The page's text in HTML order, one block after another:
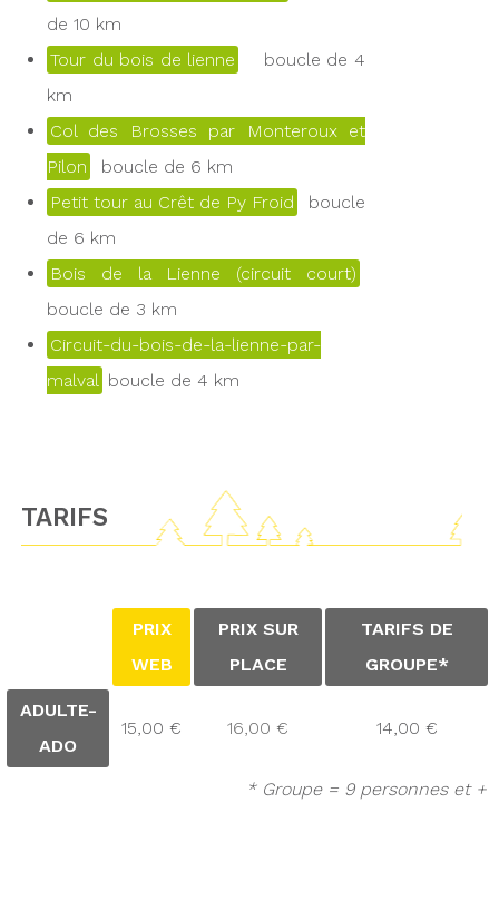
de 10 km
Tour du bois de lienne
boucle de 4
km
Col des Brosses par Monteroux et
Pilon
boucle de 6 km
Petit tour au Crêt de Py Froid
boucle
de 6 km
Bois de la Lienne (circuit court)
boucle de 3 km
Circuit-du-bois-de-la-lienne-par-
malval boucle de 4 km
TARIFS
PRIX
WEB
PRIX SUR
PLACE
TARIFS DE
GROUPE*
ADULTE-
ADO
15,00 € 16,00 € 14,00 €
* Groupe = 9 personnes et +